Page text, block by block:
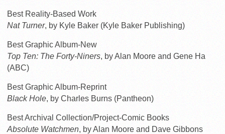
Best Reality-Based Work
Nat Turner, by Kyle Baker (Kyle Baker Publishing)
Best Graphic Album-New
Top Ten: The Forty-Niners, by Alan Moore and Gene Ha
(ABC)
Best Graphic Album-Reprint
Black Hole, by Charles Burns (Pantheon)
Best Archival Collection/Project-Comic Books
Absolute Watchmen, by Alan Moore and Dave Gibbons